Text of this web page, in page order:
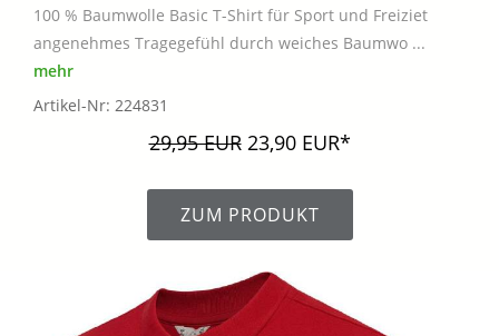
100 % Baumwolle Basic T-Shirt für Sport und Freiziet
angenehmes Tragegefühl durch weiches Baumwo ...
mehr
Artikel-Nr: 224831
29,95 EUR23,90 EUR*
ZUM PRODUKT